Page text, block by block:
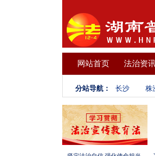
网站首页 法治资
分站导航： 长沙 株